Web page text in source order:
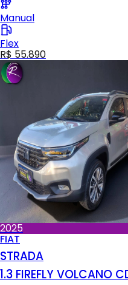
Manual
Flex
R$ 55.890
2025
FIAT
STRADA
1.3 FIREFLY VOLCANO